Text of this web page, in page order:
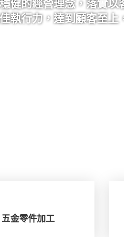
健的經營理念，落實
執行力，達到顧客至
五金零件加工